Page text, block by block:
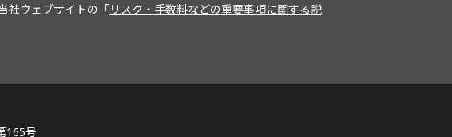
社ウェブサイトの「リスク・手数料などの重要事項に関する説
165号